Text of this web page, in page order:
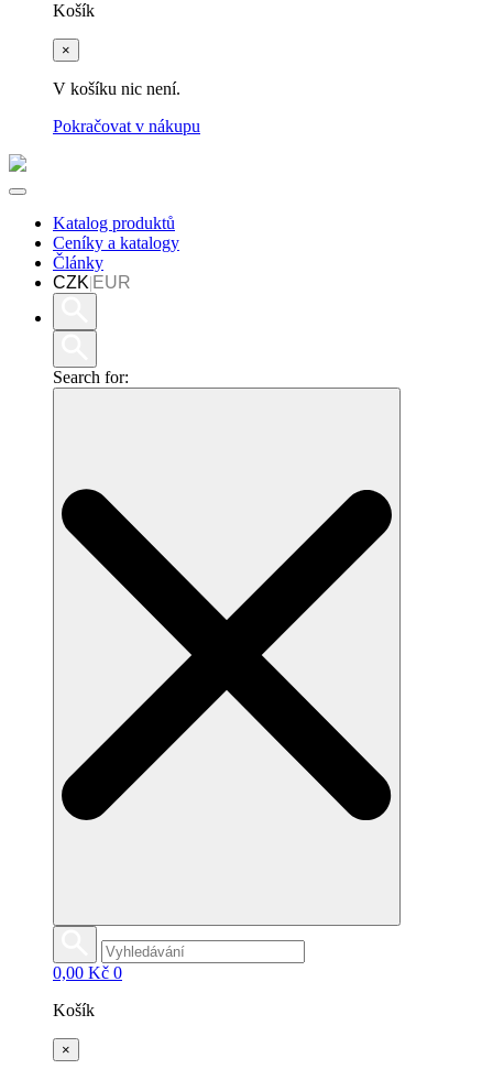
Košík
×
V košíku nic není.
Pokračovat v nákupu
Katalog produktů
Ceníky a katalogy
Články
CZK|EUR
Search for:
0,00 Kč 0
Košík
×